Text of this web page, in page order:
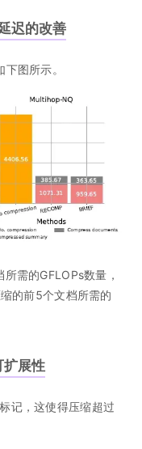
迟的改善
图所示。
需的GFLOPs数量，
的前5个文档所需的
扩展性
记，这使得压缩超过